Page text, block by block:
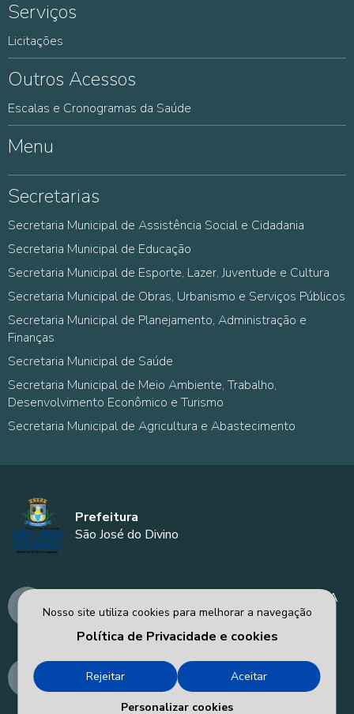
Serviços
Licitações
Outros Acessos
Escalas e Cronogramas da Saúde
Menu
Secretarias
Secretaria Municipal de Assistência Social e Cidadania
Secretaria Municipal de Educação
Secretaria Municipal de Esporte, Lazer, Juventude e Cultura
Secretaria Municipal de Obras, Urbanismo e Serviços Públicos
Secretaria Municipal de Planejamento, Administração e
Finanças
Secretaria Municipal de Saúde
Secretaria Municipal de Meio Ambiente, Trabalho,
Desenvolvimento Econômico e Turismo
Secretaria Municipal de Agricultura e Abastecimento
Prefeitura
São José do Divino
AVENIDA MANOEL DÍVINO - PREFEITURA
MUNICIPAL DE SÃO JOSÉ DO DIVINO - PI
prefeitura@saojosedodivino.pi.gov.br
86-98194-2918
Nosso site utiliza cookies para melhorar a navegação
Política de Privacidade e cookies
Rejeitar Aceitar
Personalizar cookies